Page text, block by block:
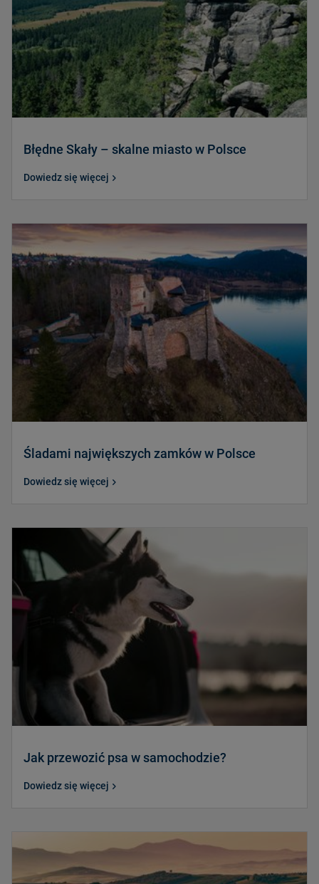
Błędne Skały – skalne miasto w Polsce
Dowiedz się więcej
Śladami największych zamków w Polsce
Dowiedz się więcej
Jak przewozić psa w samochodzie?
Dowiedz się więcej